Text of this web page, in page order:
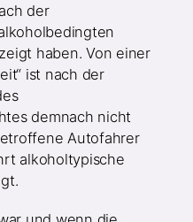
der
haben. Von einer
ist nach der
demnach nicht
Autofahrer
alkoholtypische